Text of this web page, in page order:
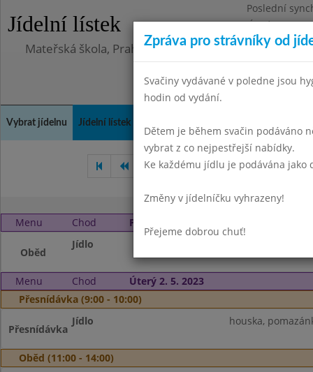
Jídelní lístek
Poslední
Úterý
Mateřská škola, Praha 10, Kodaňská 989/14,
Vybrat jídelnu Jídelní lístek
Březen 2023 Duben 2023
Menu Chod Pondělí 1. 5. 2023 (11:00 - 14:00)
Oběd
Jídlo
Menu Chod
Úterý 2. 5. 2023
Přesnídávka (9:00 - 10:00)
Přesnídávka
Jídlo houska,
Oběd (11:00 - 14:00)
Zpráva pro strávníky od
Svačiny vydávané v poledne jsou
hodin od vydání.
Dětem je během svačin podáváno
vybrat z co nejpestřejší nabídky.
Ke každému jídlu je podávána jako
Změny v jídelníčku vyhrazeny!
Přejeme dobrou chuť!